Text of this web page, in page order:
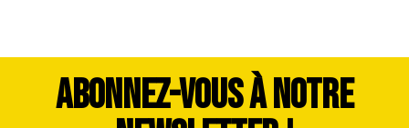
ABONNEZ-VOUS À NOTRE